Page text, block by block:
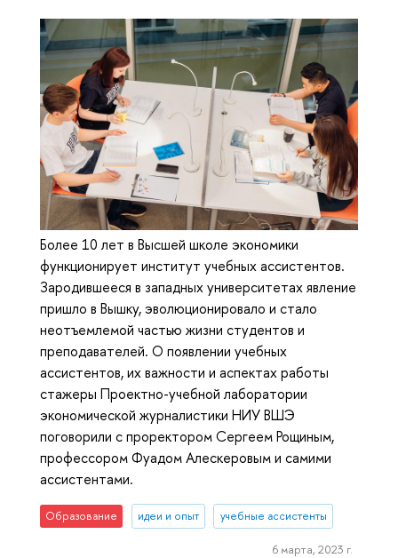
Более 10 лет в Высшей школе экономики
функционирует институт учебных ассистентов.
Зародившееся в западных университетах явление
пришло в Вышку, эволюционировало и стало
неотъемлемой частью жизни студентов и
преподавателей. О появлении учебных
ассистентов, их важности и аспектах работы
стажеры Проектно-учебной лаборатории
экономической журналистики НИУ ВШЭ
поговорили с проректором Сергеем Рощиным,
профессором Фуадом Алескеровым и самими
ассистентами.
Образование идеи и опыт учебные ассистенты
6 марта, 2023 г.